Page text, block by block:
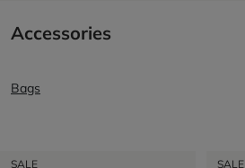
Accessories
Bags
SALE SALE